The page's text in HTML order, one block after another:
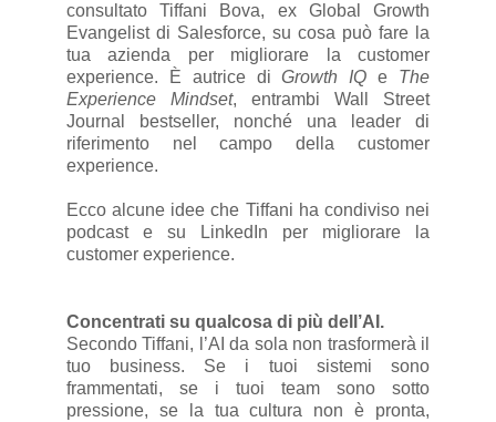
consultato Tiffani Bova, ex Global Growth
Evangelist di Salesforce, su cosa può fare la
tua azienda per migliorare la customer
experience. È autrice diGrowth IQ e The
Experience Mindset, entrambi Wall Street
Journal bestseller, nonché una leader di
riferimento nel campo della customer
experience.
Ecco alcune idee che Tiffani ha condiviso nei
podcast e su LinkedIn per migliorare la
customer experience.
Concentrati su qualcosa di più dell’AI.
Secondo Tiffani, l’AI da sola non trasformerà il
tuo business. Se i tuoi sistemi sono
frammentati, se i tuoi team sono sotto
pressione, se la tua cultura non è pronta,